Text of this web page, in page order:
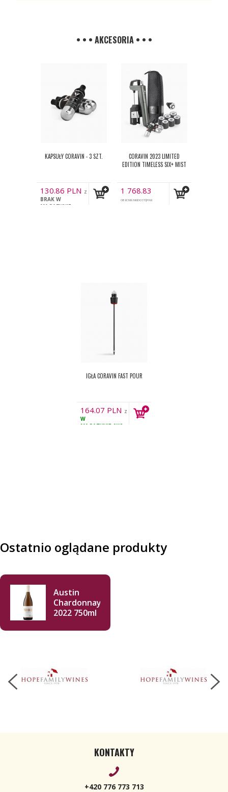
• • • AKCESORIA • • •
KAPSUŁY CORAVIN - 3 SZT.
130.86 PLN z
VAT
BRAK W
MAGAZYNIE
CORAVIN 2023 LIMITED
EDITION TIMELESS SIX+ MIST
1 768.83
PLN z VAT
OBECNIE NIEDOSTĘPNE
IGŁA CORAVIN FAST POUR
164.07 PLN z
VAT
W
MAGAZYNIE 9KS
Ostatnio oglądane produkty
Austin
Chardonnay
2022 750ml
KONTAKTY
+420 776 773 713